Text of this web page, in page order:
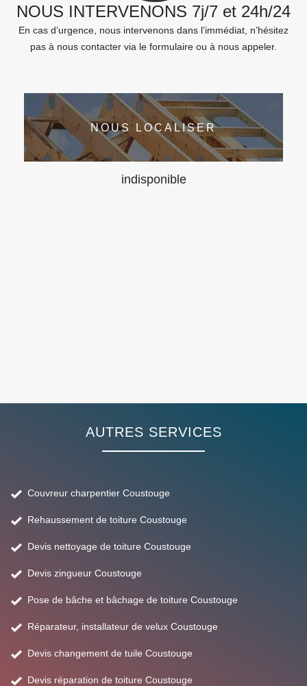
NOUS INTERVENONS 7j/7 et 24h/24
En cas d’urgence, nous intervenons dans l’immédiat, n’hésitez
pas à nous contacter via le formulaire ou à nous appeler.
NOUS LOCALISER
indisponible
AUTRES SERVICES
Couvreur charpentier Coustouge
Rehaussement de toiture Coustouge
Devis nettoyage de toiture Coustouge
Devis zingueur Coustouge
Pose de bâche et bâchage de toiture Coustouge
Réparateur, installateur de velux Coustouge
Devis changement de tuile Coustouge
Devis réparation de toiture Coustouge